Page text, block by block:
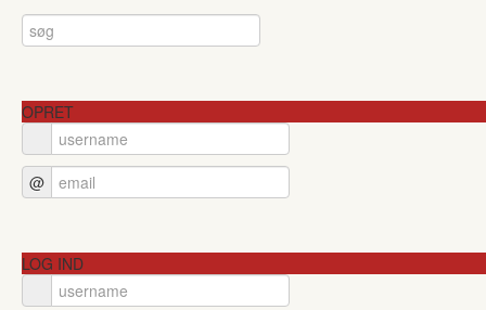
OPRET
@
LOG IND